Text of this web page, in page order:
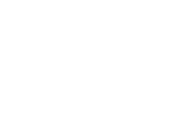
Web-Seite ist deren